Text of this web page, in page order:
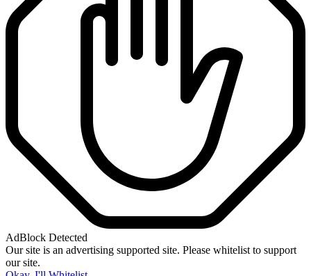
AdBlock Detected
Our site is an advertising supported site. Please whitelist to support
our site.